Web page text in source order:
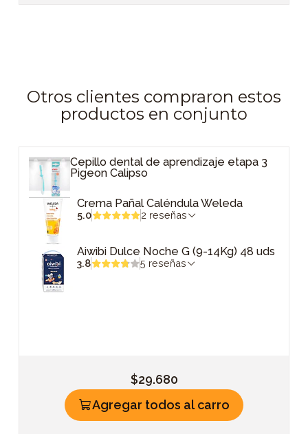
Otros clientes compraron estos
productos en conjunto
Cepillo dental de aprendizaje etapa 3
Pigeon Calipso
Crema Pañal Caléndula Weleda
5.0 2 reseñas
Aiwibi Dulce Noche G (9-14Kg) 48 uds
3.8 5 reseñas
$29.680
Agregar todos al carro